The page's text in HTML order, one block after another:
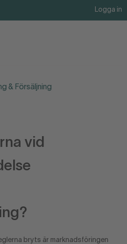
Logga in
& Försäljning
vid
bryts är marknadsföringen